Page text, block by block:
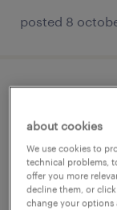
posted 8
東京都品川
permanent
¥290,000
about cookies
We use cookies to
technical problems,
offer you more
decline them, or
change your options